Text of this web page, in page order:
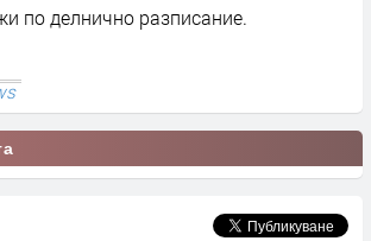
по делнично разписание.